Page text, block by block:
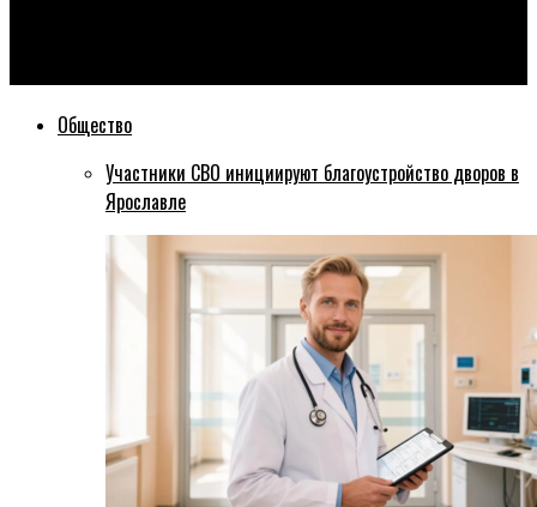
Общество
Участники СВО инициируют благоустройство дворов в
Ярославле